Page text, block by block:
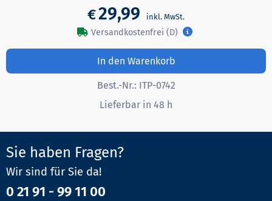
€29,99
Versandkostenfrei (D)
In den Warenkorb
Best.-Nr.: ITP-0742
Lieferbar in 48 h
Sie haben Fragen?
Wir sind für Sie da!
0 21 91 - 99 11 00